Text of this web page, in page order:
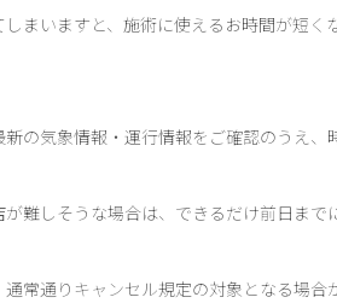
まいますと、施術に使えるお時間が短
の気象情報・運行情報をご確認のうえ、
難しそうな場合は、できるだけ前日まで
常通りキャンセル規定の対象となる場合